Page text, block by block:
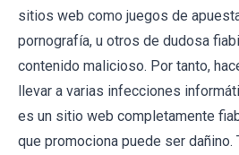
sitios web como juegos de
pornografía, u otros de dudosa
contenido malicioso. Por tanto,
llevar a varias infecciones
es un sitio web completamente
que promociona puede ser dañino.